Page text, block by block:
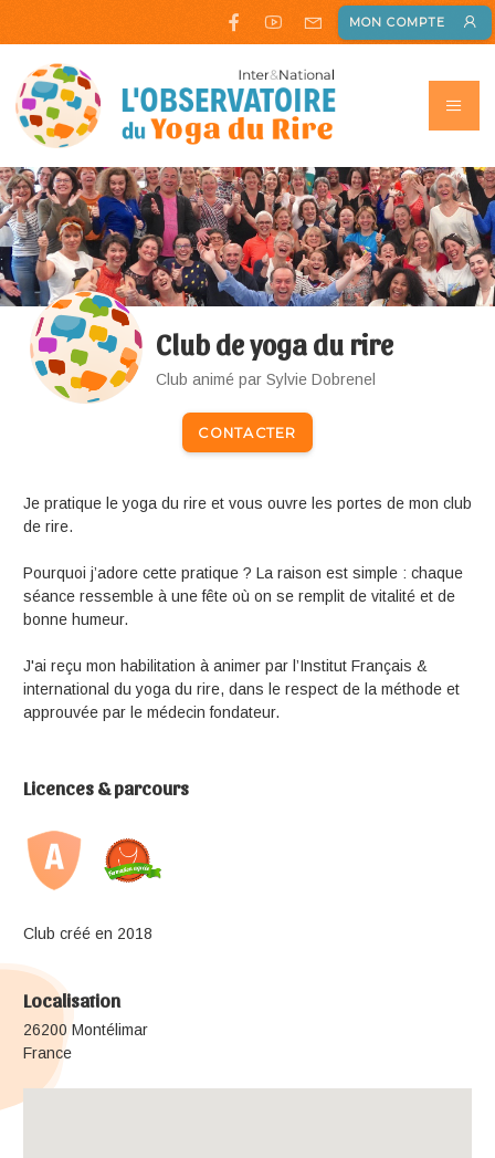
MON COMPTE
Club de yoga du rire
Club animé par Sylvie Dobrenel
CONTACTER
Je pratique le yoga du rire et vous ouvre les portes de mon club
de rire.
Pourquoi j’adore cette pratique ? La raison est simple : chaque
séance ressemble à une fête où on se remplit de vitalité et de
bonne humeur.
J'ai reçu mon habilitation à animer par l’Institut Français &
international du yoga du rire, dans le respect de la méthode et
approuvée par le médecin fondateur.
Licences & parcours
Club créé en 2018
Localisation
26200 Montélimar
France